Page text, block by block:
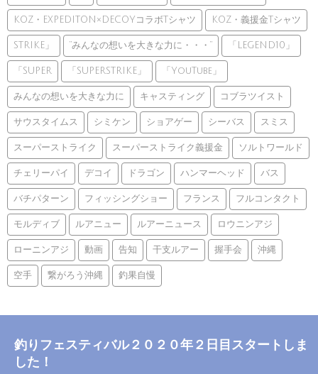
KOZ・EXPEDITON×DECOYコラボTシャツ KOZ・義援金Tシャツ
STRIKE」 ”みんなの想いを大きな力に・・・” 「LEGEND10」
「SUPER 「SUPERSTRIKE」 「YouTube」
みんなの想いを大きな力に キャスティング コブラツイスト
サウスタイムス シミケン ショアゲー シーバス スミス
スーパーストライク スーパーストライク義援金 ソルトワールド
チェリーパイ デコイ ドラゴン ハンマーヘッド バス
バチパターン フィッシングショー フランス フルコンタクト
モルディブ ルアニュー ルアーニュース ロウニンアジ
ローニンアジ 動画 告知 干支ルアー 握手会 沖縄
空手 繋がろう沖縄 釣果自慢
釣りフェスティバル２０２０年２日目スタートしま
した！